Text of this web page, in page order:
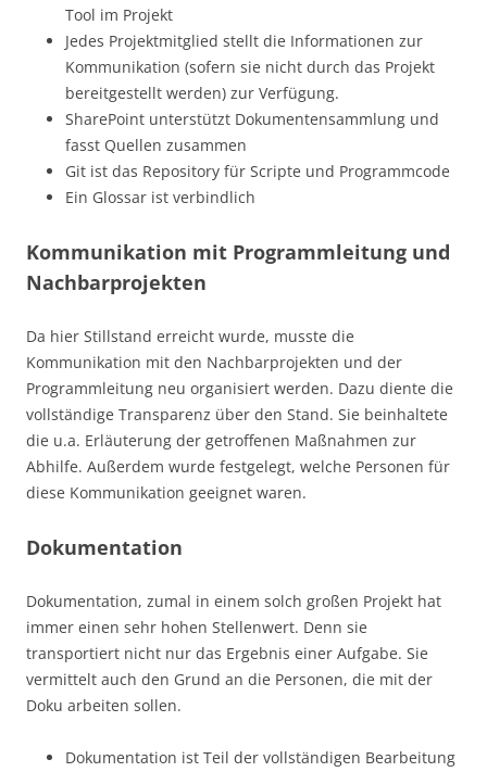
Tool im Projekt
Jedes Projektmitglied stellt die Informationen zur
Kommunikation (sofern sie nicht durch das Projekt
bereitgestellt werden) zur Verfügung.
SharePoint unterstützt Dokumentensammlung und
fasst Quellen zusammen
Git ist das Repository für Scripte und Programmcode
Ein Glossar ist verbindlich
Kommunikation mit Programmleitung und
Nachbarprojekten
Da hier Stillstand erreicht wurde, musste die
Kommunikation mit den Nachbarprojekten und der
Programmleitung neu organisiert werden. Dazu diente die
vollständige Transparenz über den Stand. Sie beinhaltete
die u.a. Erläuterung der getroffenen Maßnahmen zur
Abhilfe. Außerdem wurde festgelegt, welche Personen für
diese Kommunikation geeignet waren.
Dokumentation
Dokumentation, zumal in einem solch großen Projekt hat
immer einen sehr hohen Stellenwert. Denn sie
transportiert nicht nur das Ergebnis einer Aufgabe. Sie
vermittelt auch den Grund an die Personen, die mit der
Doku arbeiten sollen.
Dokumentation ist Teil der vollständigen Bearbeitung